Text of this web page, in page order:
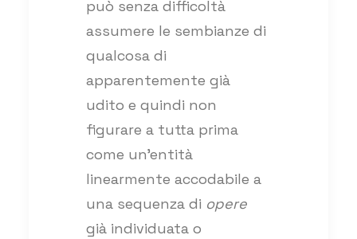
può senza difficoltà
assumere le sembianze di
qualcosa di
apparentemente già
udito e quindi non
figurare a tutta prima
come un’entità
linearmente accodabile a
una sequenza di opere
già individuata o